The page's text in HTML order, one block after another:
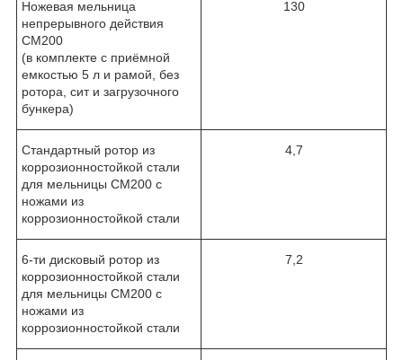
Ножевая мельница
непрерывного действия
CM200
(в комплекте с приёмной
емкостью 5 л и рамой, без
ротора, сит и загрузочного
бункера)
130
Стандартный ротор из
коррозионностойкой стали
для мельницы CM200 с
ножами из
коррозионностойкой стали
4,7
6-ти дисковый ротор из
коррозионностойкой стали
для мельницы CM200 с
ножами из
коррозионностойкой стали
7,2